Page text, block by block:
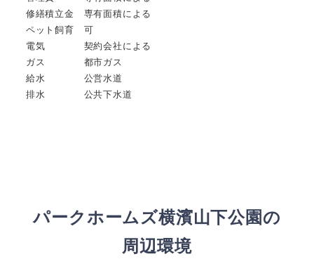
修繕積立金 専有面積による
ペット飼育 可
電気 契約会社による
ガス 都市ガス
給水 公営水道
排水 公共下水道
パークホームズ横濱山下公園の
周辺環境